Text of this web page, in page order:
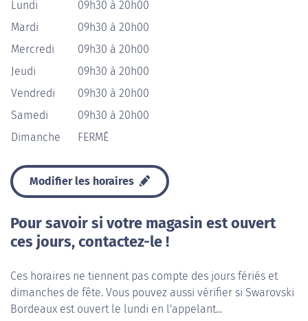
Lundi
09h30 à 20h00
Mardi
09h30 à 20h00
Mercredi
09h30 à 20h00
Jeudi
09h30 à 20h00
Vendredi
09h30 à 20h00
Samedi
09h30 à 20h00
Dimanche
FERMÉ
Modifier les horaires
Pour savoir si votre magasin est ouvert
ces jours, contactez-le !
Ces horaires ne tiennent pas compte des jours fériés et
dimanches de fête. Vous pouvez aussi vérifier si Swarovski
Bordeaux est ouvert le lundi en l'appelant...